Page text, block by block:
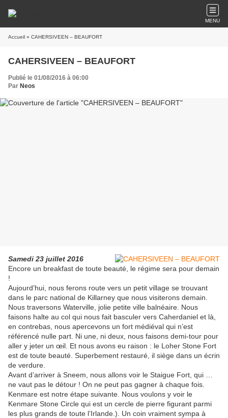
MENU
Accueil » CAHERSIVEEN – BEAUFORT
CAHERSIVEEN – BEAUFORT
Publié le 01/08/2016 à 06:00
Par Neos
Samedi 23 juillet 2016
Encore un breakfast de toute beauté, le régime sera pour demain
!
Aujourd’hui, nous ferons route vers un petit village se trouvant
dans le parc national de Killarney que nous visiterons demain.
Nous traversons Waterville, jolie petite ville balnéaire. Nous
faisons halte au col qui nous fait basculer vers Caherdaniel et là,
en contrebas, nous apercevons un fort médiéval qui n’est
référencé nulle part. Ni une, ni deux, nous faisons demi-tour pour
aller y jeter un œil. Et nous avons eu raison : le Loher Stone Fort
est de toute beauté. Superbement restauré, il siège dans un écrin
de verdure.
Avant d’arriver à Sneem, nous allons voir le Staigue Fort, qui …
ne vaut pas le détour ! On ne peut pas gagner à chaque fois.
Kenmare est notre étape suivante. Nous voulons y voir le
Kenmare Stone Circle qui est un cercle de pierre figurant parmi
les plus grands de toute l’Irlande.). Un coin vraiment sympa à